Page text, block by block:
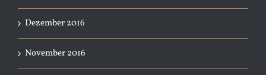
Dezember 2016
November 2016